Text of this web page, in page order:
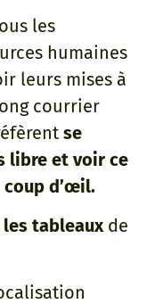
les
humaines
leurs mises à
courrier
se
libre et voir ce
d’œil.
tableauxde